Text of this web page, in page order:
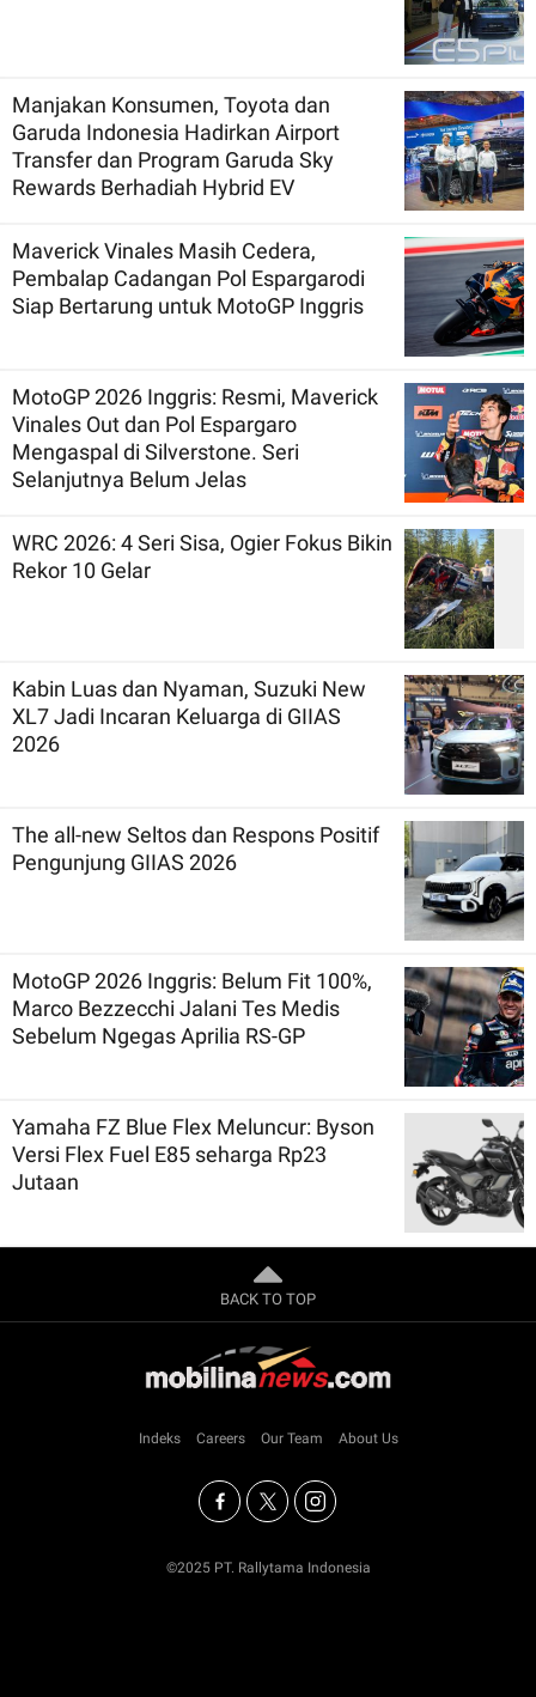
Manjakan Konsumen, Toyota dan
Garuda Indonesia Hadirkan Airport
Transfer dan Program Garuda Sky
Rewards Berhadiah Hybrid EV
Maverick Vinales Masih Cedera,
Pembalap Cadangan Pol Espargarodi
Siap Bertarung untuk MotoGP Inggris
MotoGP 2026 Inggris: Resmi, Maverick
Vinales Out dan Pol Espargaro
Mengaspal di Silverstone. Seri
Selanjutnya Belum Jelas
WRC 2026: 4 Seri Sisa, Ogier Fokus Bikin
Rekor 10 Gelar
Kabin Luas dan Nyaman, Suzuki New
XL7 Jadi Incaran Keluarga di GIIAS
2026
The all-new Seltos dan Respons Positif
Pengunjung GIIAS 2026
MotoGP 2026 Inggris: Belum Fit 100%,
Marco Bezzecchi Jalani Tes Medis
Sebelum Ngegas Aprilia RS-GP
Yamaha FZ Blue Flex Meluncur: Byson
Versi Flex Fuel E85 seharga Rp23
Jutaan
BACK TO TOP
Indeks Careers Our Team About Us
©2025 PT. Rallytama Indonesia